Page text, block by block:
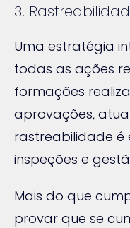
3.
Uma estratégia
todas as ações
formações
aprovações,
rastreabilidade é
inspeções e
Mais do que
provar que se